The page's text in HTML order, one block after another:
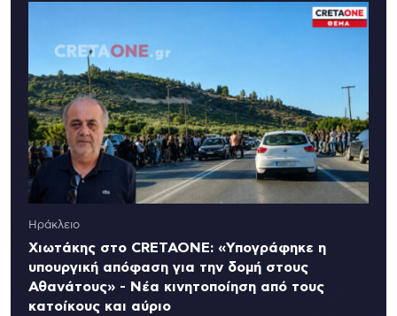
Ηράκλειο
Χιωτάκης στο CRETAONE: «Υπογράφηκε η
υπουργική απόφαση για την δομή στους
Αθανάτους» - Νέα κινητοποίηση από τους
κατοίκους και αύριο